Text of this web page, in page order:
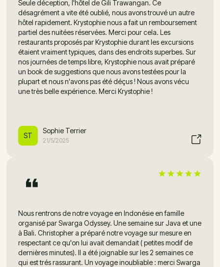
Seule déception, l'hôtel de Gili Trawangan. Ce
désagrément a vite été oublié, nous avons trouvé un autre
hôtel rapidement. Krystophie nous a fait un remboursement
partiel des nuitées réservées. Merci pour cela. Les
restaurants proposés par Krystophie durant les excursions
étaient vraiment typiques, dans des endroits superbes. Sur
nos journées de temps libre, Krystophie nous avait préparé
un book de suggestions que nous avons testées pour la
plupart et nous n'avons pas été déçus ! Nous avons vécu
une très belle expérience. Merci Krystophie !
ST
Sophie Terrier
21/5/2025
Nous rentrons de notre voyage en Indonésie en famille
organisé par Swarga Odyssey. Une semaine sur Java et une
à Bali. Christopher a préparé notre voyage sur mesure en
respectant ce qu'on lui avait demandait ( petites modif de
dernières minutes). Il a été joignable sur les 2 semaines ce
qui est trés rassurant. Un voyage inoubliable : merci Swarga